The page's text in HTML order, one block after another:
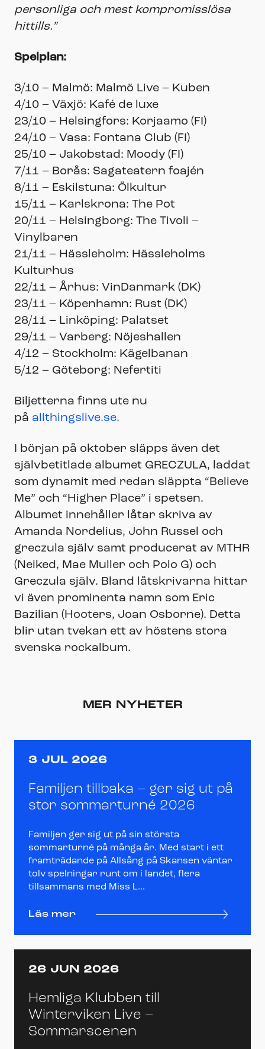
personliga och mest kompromisslösa
hittills.”
Spelplan:
3/10 – Malmö: Malmö Live – Kuben
4/10 – Växjö: Kafé de luxe
23/10 – Helsingfors: Korjaamo (FI)
24/10 – Vasa: Fontana Club (FI)
25/10 – Jakobstad: Moody (FI)
7/11 – Borås: Sagateatern foajén
8/11 – Eskilstuna: Ölkultur
15/11 – Karlskrona: The Pot
20/11 – Helsingborg: The Tivoli –
Vinylbaren
21/11 – Hässleholm: Hässleholms
Kulturhus
22/11 – Århus: VinDanmark (DK)
23/11 – Köpenhamn: Rust (DK)
28/11 – Linköping: Palatset
29/11 – Varberg: Nöjeshallen
4/12 – Stockholm: Kägelbanan
5/12 – Göteborg: Nefertiti
Biljetterna finns ute nu
på allthingslive.se.
I början på oktober släpps även det
självbetitlade albumet GRECZULA, laddat
som dynamit med redan släppta “Believe
Me” och “Higher Place” i spetsen.
Albumet innehåller låtar skriva av
Amanda Nordelius, John Russel och
greczula själv samt producerat av MTHR
(Neiked, Mae Muller och Polo G) och
Greczula själv. Bland låtskrivarna hittar
vi även prominenta namn som Eric
Bazilian (Hooters, Joan Osborne). Detta
blir utan tvekan ett av höstens stora
svenska rockalbum.
MER NYHETER
3 JUL 2026
Familjen tillbaka – ger sig ut på
stor sommarturné 2026
Familjen ger sig ut på sin största
sommarturné på många år. Med start i ett
framträdande på Allsång på Skansen väntar
tolv spelningar runt om i landet, flera
tillsammans med Miss L...
Läs mer
26 JUN 2026
Hemliga Klubben till
Winterviken Live –
Sommarscenen